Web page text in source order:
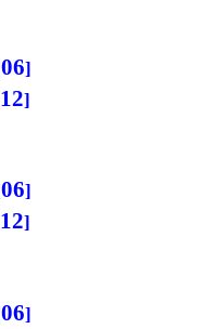
06
12
06
12
06